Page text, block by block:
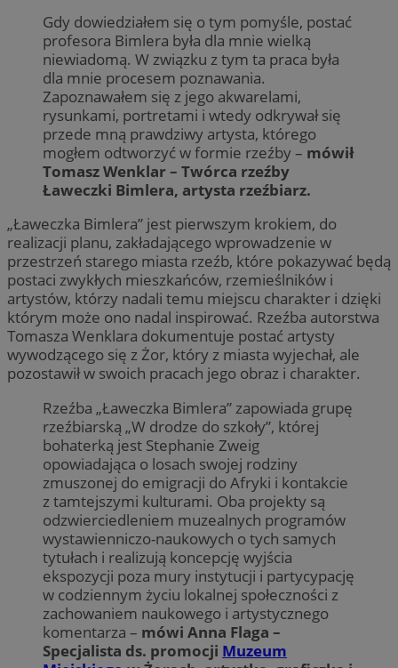
Gdy dowiedziałem się o tym pomyśle, postać
profesora Bimlera była dla mnie wielką
niewiadomą. W związku z tym ta praca była
dla mnie procesem poznawania.
Zapoznawałem się z jego akwarelami,
rysunkami, portretami i wtedy odkrywał się
przede mną prawdziwy artysta, którego
mogłem odtworzyć w formie rzeźby – mówił
Tomasz Wenklar – Twórca rzeźby
Ławeczki Bimlera, artysta rzeźbiarz.
„Ławeczka Bimlera” jest pierwszym krokiem, do
realizacji planu, zakładającego wprowadzenie w
przestrzeń starego miasta rzeźb, które pokazywać będą
postaci zwykłych mieszkańców, rzemieślników i
artystów, którzy nadali temu miejscu charakter i dzięki
którym może ono nadal inspirować. Rzeźba autorstwa
Tomasza Wenklara dokumentuje postać artysty
wywodzącego się z Żor, który z miasta wyjechał, ale
pozostawił w swoich pracach jego obraz i charakter.
Rzeźba „Ławeczka Bimlera” zapowiada grupę
rzeźbiarską „W drodze do szkoły”, której
bohaterką jest Stephanie Zweig
opowiadająca o losach swojej rodziny
zmuszonej do emigracji do Afryki i kontakcie
z tamtejszymi kulturami. Oba projekty są
odzwierciedleniem muzealnych programów
wystawienniczo-naukowych o tych samych
tytułach i realizują koncepcję wyjścia
ekspozycji poza mury instytucji i partycypację
w codziennym życiu lokalnej społeczności z
zachowaniem naukowego i artystycznego
komentarza – mówi Anna Flaga –
Specjalista ds. promocji Muzeum